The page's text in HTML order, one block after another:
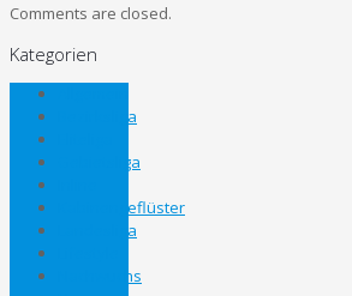
Comments are closed.
Kategorien
Bezirksliga
Gebietsliga
Kabinengeflüster
Landesliga
Nachwuchs